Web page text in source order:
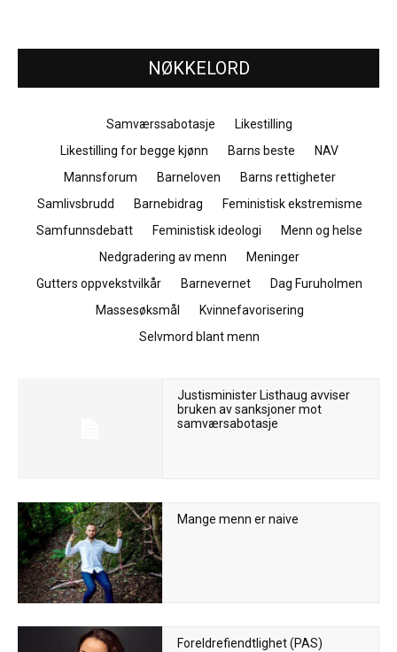
NØKKELORD
Samværssabotasje
Likestilling
Likestilling for begge kjønn
Barns beste
NAV
Mannsforum
Barneloven
Barns rettigheter
Samlivsbrudd
Barnebidrag
Feministisk ekstremisme
Samfunnsdebatt
Feministisk ideologi
Menn og helse
Nedgradering av menn
Meninger
Gutters oppvekstvilkår
Barnevernet
Dag Furuholmen
Massesøksmål
Kvinnefavorisering
Selvmord blant menn
Justisminister Listhaug avviser
bruken av sanksjoner mot
samværsabotasje
Mange menn er naive
Foreldrefiendtlighet (PAS)